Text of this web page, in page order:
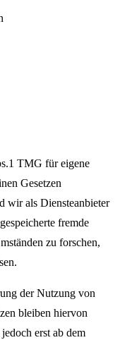
TMG für eigene
Gesetzen
wir als Diensteanbieter
fremde
zu forschen,
der Nutzung von
bleiben hiervon
erst ab dem